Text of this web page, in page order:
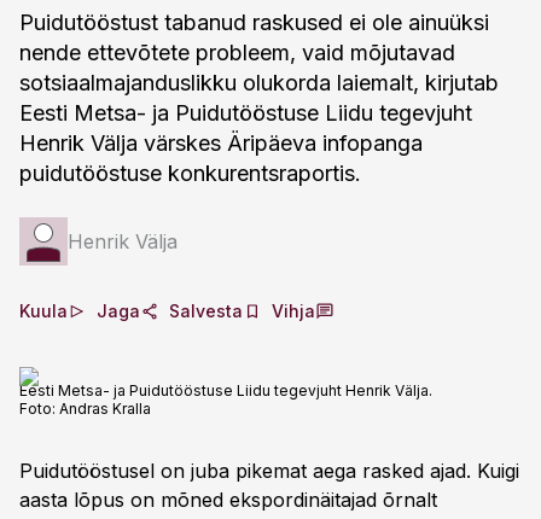
Puidutööstust tabanud raskused ei ole ainuüksi
nende ettevõtete probleem, vaid mõjutavad
sotsiaalmajanduslikku olukorda laiemalt, kirjutab
Eesti Metsa- ja Puidutööstuse Liidu tegevjuht
Henrik Välja värskes Äripäeva infopanga
puidutööstuse konkurentsraportis.
Henrik Välja
Kuula Jaga Salvesta Vihja
Eesti Metsa- ja Puidutööstuse Liidu tegevjuht Henrik Välja.
Foto: Andras Kralla
Puidutööstusel on juba pikemat aega rasked ajad. Kuigi
aasta lõpus on mõned ekspordinäitajad õrnalt